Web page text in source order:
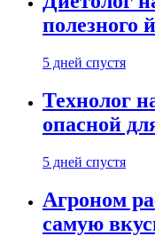
полезного
5 дней спустя
Технолог
опасной
5 дней спустя
Агроном
самую